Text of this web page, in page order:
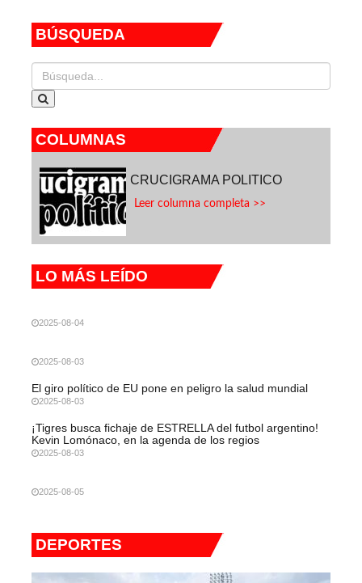
Sonora
BÚSQUEDA
COLUMNAS
CRUCIGRAMA POLITICO
Leer columna completa >>
LO MÁS LEÍDO
2025-08-04
2025-08-03
El giro político de EU pone en peligro la salud mundial
2025-08-03
¡Tigres busca fichaje de ESTRELLA del futbol argentino!
Kevin Lomónaco, en la agenda de los regios
2025-08-03
2025-08-05
DEPORTES